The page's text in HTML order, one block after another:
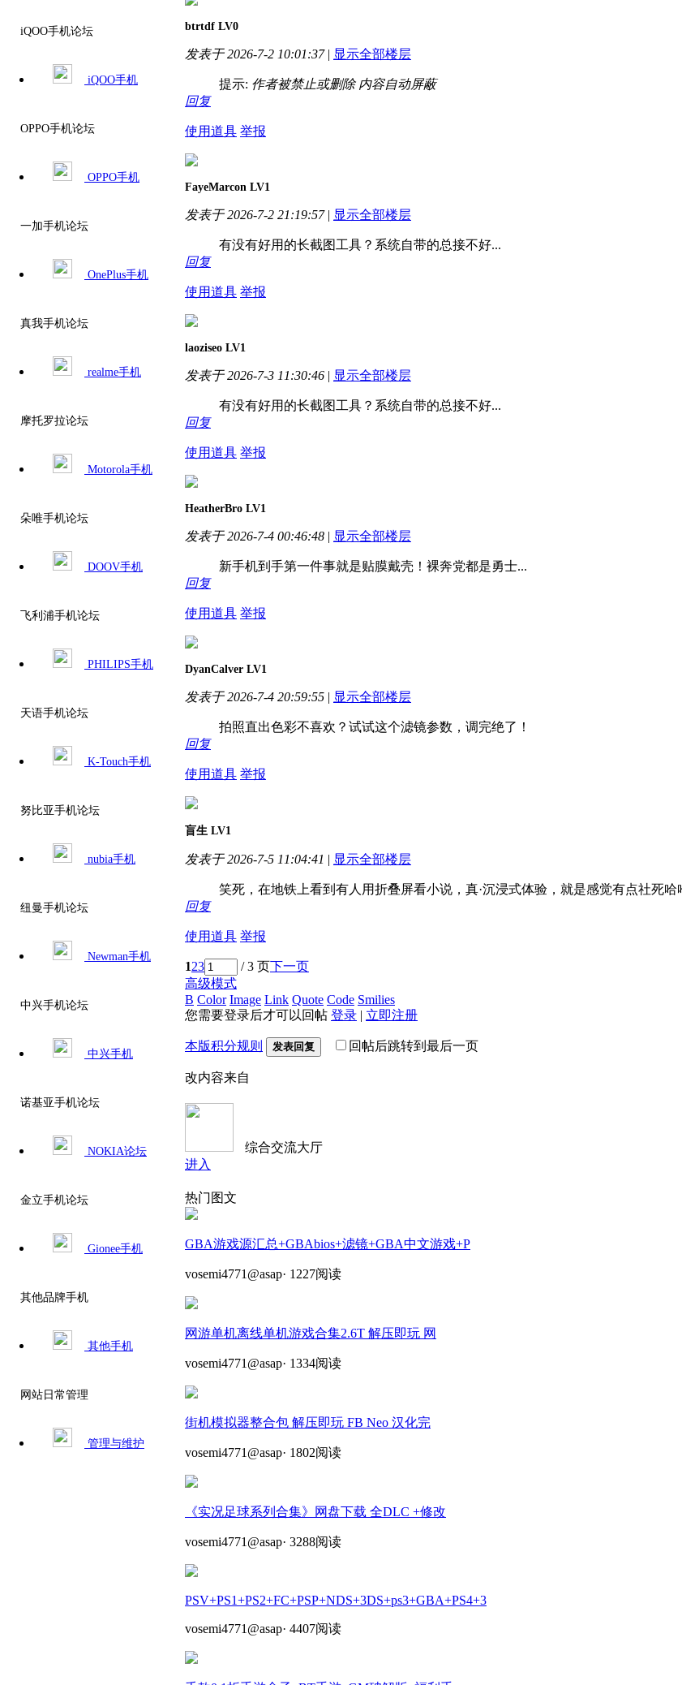
iQOO手机论坛
iQOO手机
OPPO手机论坛
OPPO手机
一加手机论坛
OnePlus手机
真我手机论坛
realme手机
摩托罗拉论坛
Motorola手机
朵唯手机论坛
DOOV手机
飞利浦手机论坛
PHILIPS手机
天语手机论坛
K-Touch手机
努比亚手机论坛
nubia手机
纽曼手机论坛
Newman手机
中兴手机论坛
中兴手机
诺基亚手机论坛
NOKIA论坛
金立手机论坛
Gionee手机
其他品牌手机
其他手机
网站日常管理
管理与维护
btrtdf LV0
发表于 2026-7-2 10:01:37 | 显示全部楼层
提示: 作者被禁止或删除 内容自动屏蔽
回复
使用道具 举报
FayeMarcon LV1
发表于 2026-7-2 21:19:57 | 显示全部楼层
有没有好用的长截图工具？系统自带的总接不好...
回复
使用道具 举报
laoziseo LV1
发表于 2026-7-3 11:30:46 | 显示全部楼层
有没有好用的长截图工具？系统自带的总接不好...
回复
使用道具 举报
HeatherBro LV1
发表于 2026-7-4 00:46:48 | 显示全部楼层
新手机到手第一件事就是贴膜戴壳！裸奔党都是勇士...
回复
使用道具 举报
DyanCalver LV1
发表于 2026-7-4 20:59:55 | 显示全部楼层
拍照直出色彩不喜欢？试试这个滤镜参数，调完绝了！
回复
使用道具 举报
盲生 LV1
发表于 2026-7-5 11:04:41 | 显示全部楼层
笑死，在地铁上看到有人用折叠屏看小说，真·沉浸式体验，就是感觉有点社死哈
回复
使用道具 举报
123 / 3 页下一页
高级模式
B Color Image Link Quote Code Smilies
您需要登录后才可以回帖 登录 | 立即注册
本版积分规则 发表回复 回帖后跳转到最后一页
改内容来自
综合交流大厅
进入
热门图文
GBA游戏源汇总+GBAbios+滤镜+GBA中文游戏+P
vosemi4771@asap· 1227阅读
网游单机离线单机游戏合集2.6T 解压即玩 网
vosemi4771@asap· 1334阅读
街机模拟器整合包 解压即玩 FB Neo 汉化完
vosemi4771@asap· 1802阅读
《实况足球系列合集》网盘下载 全DLC +修改
vosemi4771@asap· 3288阅读
PSV+PS1+PS2+FC+PSP+NDS+3DS+ps3+GBA+PS4+3
vosemi4771@asap· 4407阅读